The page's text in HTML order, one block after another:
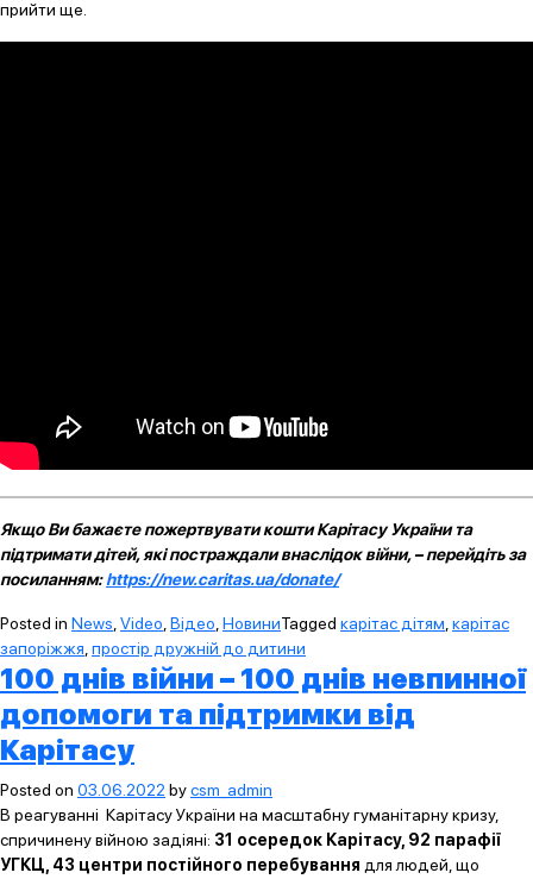
прийти ще.
Якщо Ви бажаєте пожертвувати кошти Карітасу України та
підтримати дітей, які постраждали внаслідок війни, – перейдіть за
посиланням:https://new.caritas.ua/donate/
Posted in News Video Відео НовиниTagged карітас дітям карітас
запоріжжя простір дружній до дитини
100 днів війни – 100 днів невпинної
допомоги та підтримки від
Карітасу
Posted on 03.06.2022 bycsm_admin
В реагуванні Карітасу України на масштабну гуманітарну кризу,
спричинену війною задіяні: 31 осередок Карітасу, 92 парафії
УГКЦ, 43 центри постійного перебування для людей, що